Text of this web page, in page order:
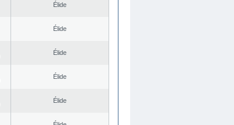
Élide
Élide
Élide
Élide
Élide